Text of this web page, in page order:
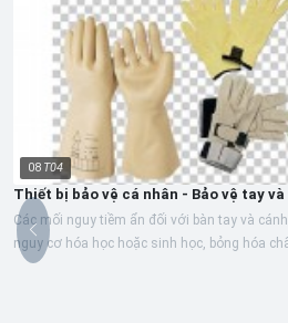
08 T04
Thiết bị bảo vệ cá nhân - Bảo vệ tay
Các mối nguy tiềm ẩn đối với bàn tay và
nguy cơ hóa học hoặc sinh học, bỏng hóa
tím,...